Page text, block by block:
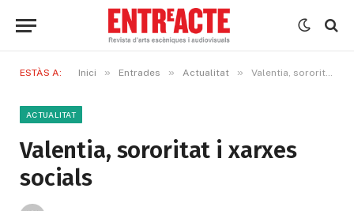
ESTÀS A: Inici » Entrades » Actualitat » Valentia, sororitat i xarxes socials
ACTUALITAT
Valentia, sororitat i xarxes
socials